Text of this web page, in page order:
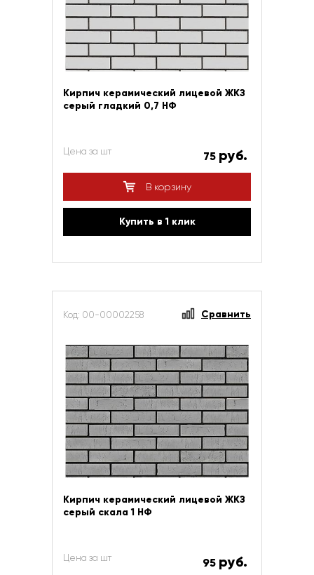
Кирпич керамический лицевой ЖКЗ
серый гладкий 0,7 НФ
Цена за шт 75 руб.
В корзину
Купить в 1 клик
Код: 00-00002258 Сравнить
Кирпич керамический лицевой ЖКЗ
серый скала 1 НФ
Цена за шт 95 руб.